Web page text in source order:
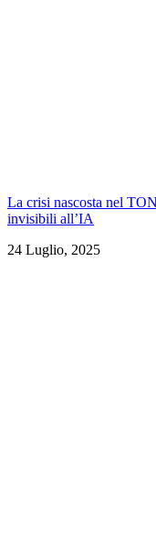
La crisi nascosta nel
invisibili all’IA
24 Luglio, 2025